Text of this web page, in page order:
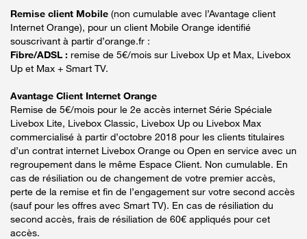
Remise client Mobile (non cumulable avec l’Avantage client
Internet Orange), pour un client Mobile Orange identifié
souscrivant à partir d’orange.fr :
Fibre/ADSL : remise de 5€/mois sur Livebox Up et Max, Livebox
Up et Max + Smart TV.
Avantage Client Internet Orange
Remise de 5€/mois pour le 2e accès internet Série Spéciale
Livebox Lite, Livebox Classic, Livebox Up ou Livebox Max
commercialisé à partir d’octobre 2018 pour les clients titulaires
d’un contrat internet Livebox Orange ou Open en service avec un
regroupement dans le même Espace Client. Non cumulable. En
cas de résiliation ou de changement de votre premier accès,
perte de la remise et fin de l’engagement sur votre second accès
(sauf pour les offres avec Smart TV). En cas de résiliation du
second accès, frais de résiliation de 60€ appliqués pour cet
accès.